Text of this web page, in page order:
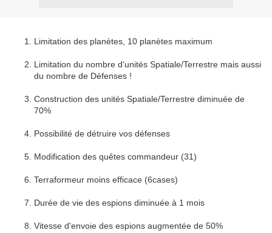
Limitation des planètes, 10 planètes maximum
Limitation du nombre d'unités Spatiale/Terrestre mais aussi
du nombre de Défenses !
Construction des unités Spatiale/Terrestre diminuée de
70%
Possibilité de détruire vos défenses
Modification des quêtes commandeur (31)
Terraformeur moins efficace (6cases)
Durée de vie des espions diminuée à 1 mois
Vitesse d'envoie des espions augmentée de 50%